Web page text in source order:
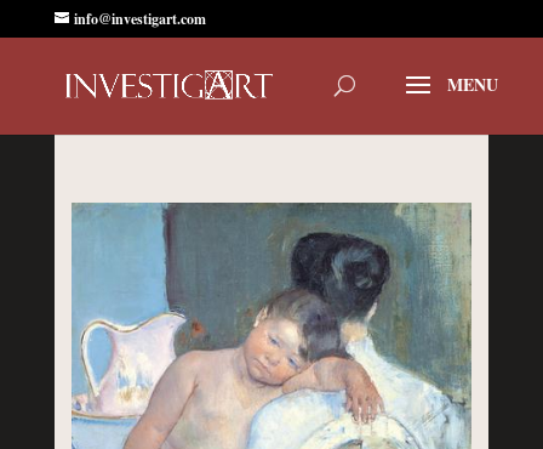
info@investigart.com